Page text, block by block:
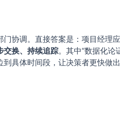
协调。直接答案是：项目经
交换、持续追踪。其中“数据化论
具体时间段，让决策者更快做出